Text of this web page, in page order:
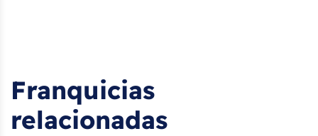
Franquicias
relacionadas